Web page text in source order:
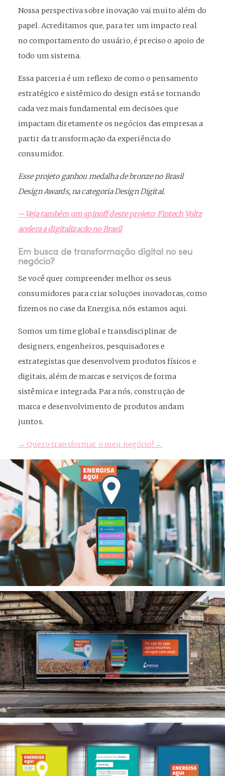
Nossa perspectiva sobre inovação vai muito além do
papel. Acreditamos que, para ter um impacto real
no comportamento do usuário, é preciso o apoio de
todo um sistema.
Essa parceria é um reflexo de como o pensamento
estratégico e sistêmico do design está se tornando
cada vez mais fundamental em decisões que
impactam diretamente os negócios das empresas a
partir da transformação da experiência do
consumidor.
Esse projeto ganhou medalha de bronze no Brasil
Design Awards, na categoria Design Digital.
– Veja também um spinoff deste projeto: Fintech Voltz
acelera a digitalização no Brasil
Em busca de transformação digital no seu
negócio?
Se você quer compreender melhor os seus
consumidores para criar soluções inovadoras, como
fizemos no case da Energisa, nós estamos aqui.
Somos um time global e transdisciplinar de
designers, engenheiros, pesquisadores e
estrategistas que desenvolvem produtos físicos e
digitais, além de marcas e serviços de forma
sistêmica e integrada. Para nós, construção de
marca e desenvolvimento de produtos andam
juntos.
→ Quero transformar o meu negócio! ←